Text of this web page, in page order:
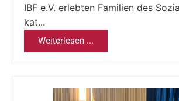
IBF e.V. erlebten Familien des
kat...
Weiterlesen ...